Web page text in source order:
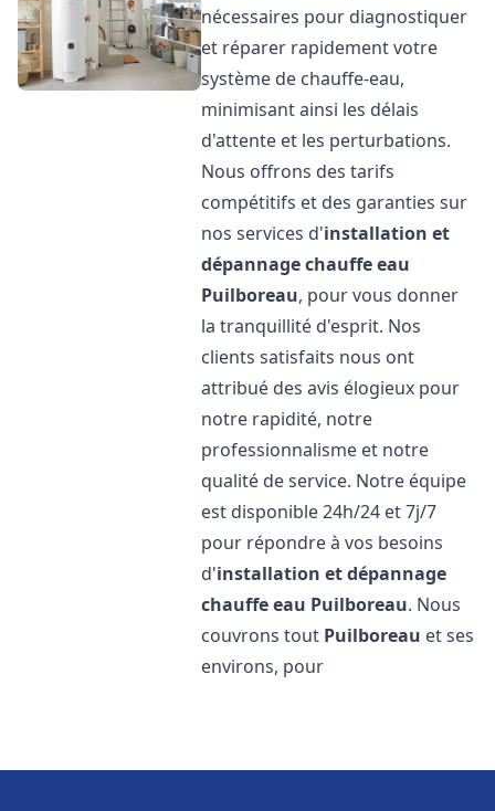
nécessaires pour diagnostiquer
et réparer rapidement votre
système de chauffe-eau,
minimisant ainsi les délais
d'attente et les perturbations.
Nous offrons des tarifs
compétitifs et des garanties sur
nos services d'installation et
dépannage chauffe eau
Puilboreau, pour vous donner
la tranquillité d'esprit. Nos
clients satisfaits nous ont
attribué des avis élogieux pour
notre rapidité, notre
professionnalisme et notre
qualité de service. Notre équipe
est disponible 24h/24 et 7j/7
pour répondre à vos besoins
d'installation et dépannage
chauffe eau Puilboreau. Nous
couvrons tout Puilboreau et ses
environs, pour